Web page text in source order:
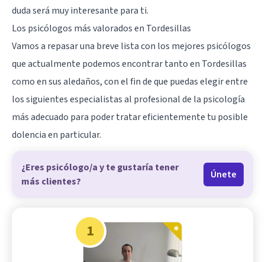
duda será muy interesante para ti.
Los psicólogos más valorados en Tordesillas
Vamos a repasar una breve lista con los mejores psicólogos
que actualmente podemos encontrar tanto en Tordesillas
como en sus aledaños, con el fin de que puedas elegir entre
los siguientes especialistas al profesional de la psicología
más adecuado para poder tratar eficientemente tu posible
dolencia en particular.
¿Eres psicólogo/a y te gustaría tener
más clientes?
Únete
1